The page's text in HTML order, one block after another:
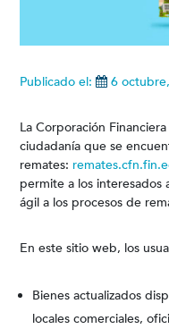
Publicado el: 6
La Corporación
ciudadanía que se
remates:
permite a los interesados
ágil a los procesos de
En este sitio web, los
Bienes actualizados
locales comerciales,